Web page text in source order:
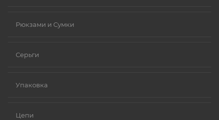
Рюкзами и Сумки
Серьги
Упаковка
Цепи